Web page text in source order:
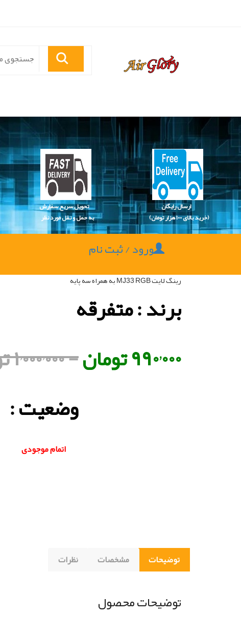
ارسال رایگان
(خرید بالای۱۰۰ هزار تومان)
تحویل سریع سفارش
به حمل و نقل مورد نظر
ورود / ثبت نام
رینگ لایت MJ33 RGB به همراه سه پایه
برند : متفرقه
۹۹۰٬۰۰۰ تومان
- ۱٬۰۰۰٬۰۰۰ تومان
وضعیت :
اتمام موجودی
توضیحات مشخصات نظرات
توضیحات محصول